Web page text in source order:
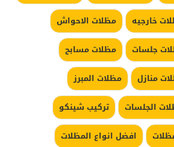
خارجيه
مظلات الاحواش
جلسات
مظلات مسابح
منازل
مظلات المبرز
الجلسات
تركيب شينكو
افضل انواع المظلات